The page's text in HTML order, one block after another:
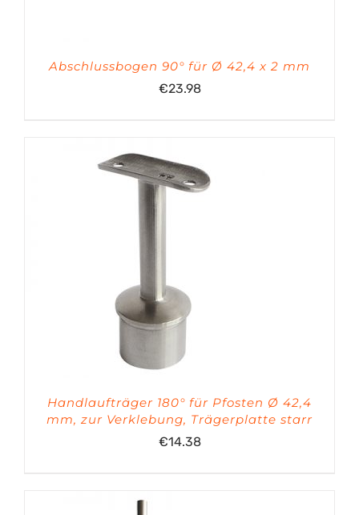
Abschlussbogen 90° für Ø 42,4 x 2 mm
€23.98
Handlaufträger 180° für Pfosten Ø 42,4
mm, zur Verklebung, Trägerplatte starr
€14.38